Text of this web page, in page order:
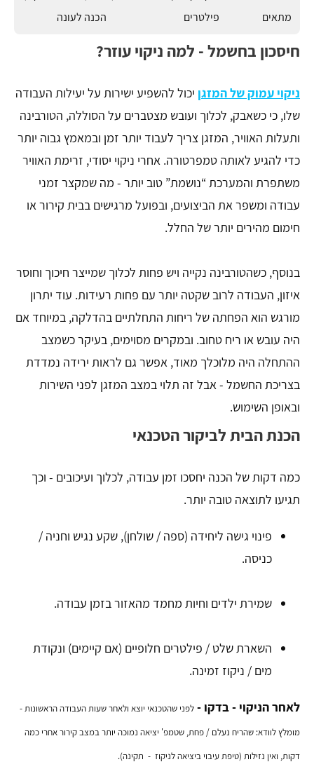
מתאים
פילטרים
הכנה לעונה
חיסכון בחשמל - למה ניקוי עוזר?
ניקוי עמוק של המזגן יכול להשפיע ישירות על יעילות העבודה
שלו, כי כשאבק, לכלוך ועובש מצטברים על הסוללה, הטורבינה
ותעלות האוויר, המזגן צריך לעבוד יותר זמן ובמאמץ גבוה יותר
כדי להגיע לאותה טמפרטורה. אחרי ניקוי יסודי, זרימת האוויר
משתפרת והמערכת “נושמת” טוב יותר - מה שמקצר זמני
עבודה ומשפר את הביצועים, ובפועל מרגישים בבית קירור או
חימום מהירים יותר של החלל.
בנוסף, כשהטורבינה נקייה ויש פחות לכלוך שמייצר חיכוך וחוסר
איזון, העבודה לרוב שקטה יותר עם פחות רעידות. עוד יתרון
מורגש הוא הפחתה של ריחות התחלתיים בהדלקה, במיוחד אם
היה עובש או ריח טחוב. ובמקרים מסוימים, בעיקר כשמצב
ההתחלה היה מלוכלך מאוד, אפשר גם לראות ירידה נמדדת
בצריכת החשמל - אבל זה תלוי במצב המזגן לפני השירות
ובאופן השימוש.
הכנת הבית לביקור הטכנאי
כמה דקות של הכנה יחסכו זמן עבודה, לכלוך ועיכובים - וכך
תגיעו לתוצאה טובה יותר.
פינוי גישה ליחידה (ספה / שולחן), שקע נגיש וחניה /
כניסה.
שמירת ילדים וחיות מחמד מהאזור בזמן עבודה.
השארת שלט / פילטרים חלופיים (אם קיימים) ונקודת
מים / ניקוז זמינה.
לאחר הניקוי - בדקו - לפני שהטכנאי יוצא ולאחר שעות העבודה הראשונות -
מומלץ לוודא: שהריח נעלם / פחת, שטמפ' יציאה נמוכה יותר במצב קירור אחרי כמה
דקות, ואין נזילות (טיפת עיבוי ביציאה לניקוז - תקינה).